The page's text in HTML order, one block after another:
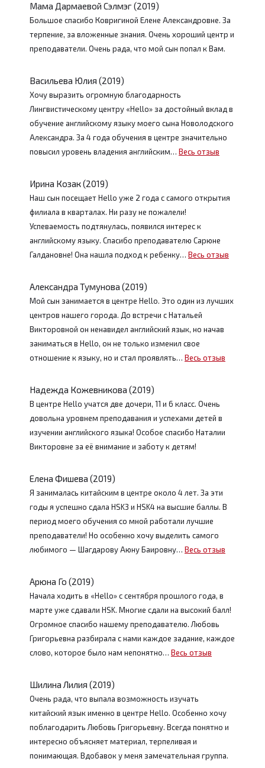
Мама Дармаевой Сэлмэг (2019)
Большое спасибо Ковригиной Елене Александровне. За
терпение, за вложенные знания. Очень хороший центр и
преподаватели. Очень рада, что мой сын попал к Вам.
Васильева Юлия (2019)
Хочу выразить огромную благодарность
Лингвистическому центру «Hello» за достойный вклад в
обучение английскому языку моего сына Новолодского
Александра. За 4 года обучения в центре значительно
повысил уровень владения английским… Весь отзыв
Ирина Козак (2019)
Наш сын посещает Hello уже 2 года с самого открытия
филиала в кварталах. Ни разу не пожалели!
Успеваемость подтянулась, появился интерес к
английскому языку. Спасибо преподавателю Сарюне
Галдановне! Она нашла подход к ребенку… Весь отзыв
Александра Тумунова (2019)
Мой сын занимается в центре Hello. Это один из лучших
центров нашего города. До встречи с Натальей
Викторовной он ненавидел английский язык, но начав
заниматься в Hello, он не только изменил свое
отношение к языку, но и стал проявлять… Весь отзыв
Надежда Кожевникова (2019)
В центре Hello учатся две дочери, 11 и 6 класс. Очень
довольна уровнем преподавания и успехами детей в
изучении английского языка! Особое спасибо Наталии
Викторовне за её внимание и заботу к детям!
Елена Фишева (2019)
Я занималась китайским в центре около 4 лет. За эти
годы я успешно сдала HSK3 и HSK4 на высшие баллы. В
период моего обучения со мной работали лучшие
преподаватели! Но особенно хочу выделить самого
любимого — Шагдарову Аюну Баировну… Весь отзыв
Арюна Го (2019)
Начала ходить в «Hello» с сентября прошлого года, в
марте уже сдавали HSK. Многие сдали на высокий балл!
Огромное спасибо нашему преподавателю. Любовь
Григорьевна разбирала с нами каждое задание, каждое
слово, которое было нам непонятно… Весь отзыв
Шилина Лилия (2019)
Очень рада, что выпала возможность изучать
китайский язык именно в центре Hello. Особенно хочу
поблагодарить Любовь Григорьевну. Всегда понятно и
интересно объясняет материал, терпеливая и
понимающая. Вдобавок у меня замечательная группа.